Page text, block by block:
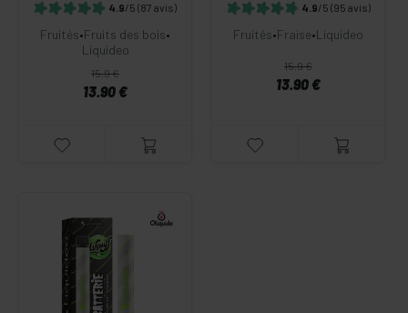
4.9/5 (87 avis)
Fruités•Fruits des bois•
Liquideo
15.9 €
13.90 €
4.9/5 (95 avis)
Fruités•Fraise•Liquideo
15.9 €
13.90 €